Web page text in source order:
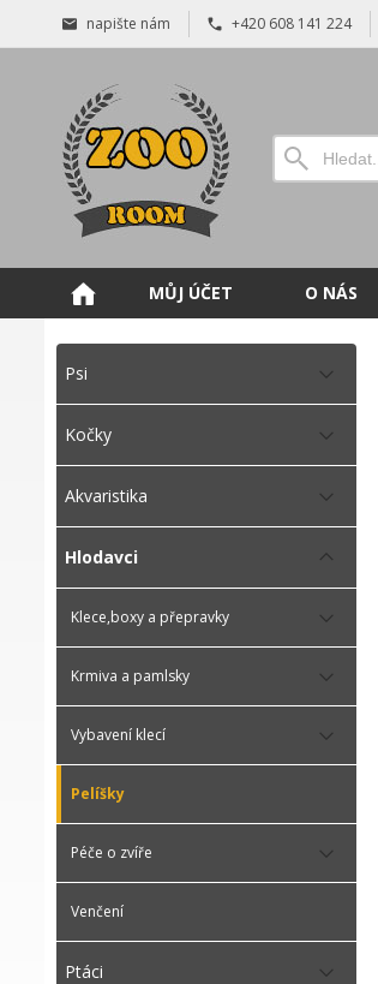
napište nám +420 608 141 224
MŮJ ÚČET O NÁS
Psi
Kočky
Akvaristika
Hlodavci
Klece,boxy a přepravky
Krmiva a pamlsky
Vybavení klecí
Pelíšky
Péče o zvíře
Venčení
Ptáci